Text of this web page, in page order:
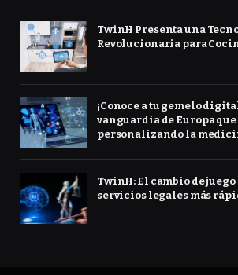
TwinH Presenta una
Revolucionaria para
¡Conoce a tu gemelo
vanguardia de Europa que
personalizando la
TwinH: El cambio de
servicios legales más